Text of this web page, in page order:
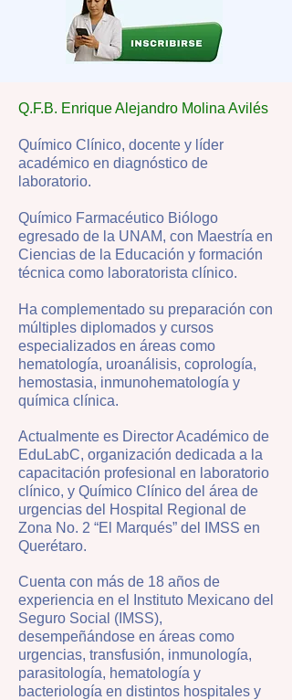
Q.F.B. Enrique Alejandro Molina Avilés
Químico Clínico, docente y líder
académico en diagnóstico de
laboratorio.
Químico Farmacéutico Biólogo
egresado de la UNAM, con Maestría en
Ciencias de la Educación y formación
técnica como laboratorista clínico.
Ha complementado su preparación con
múltiples diplomados y cursos
especializados en áreas como
hematología, uroanálisis, coprología,
hemostasia, inmunohematología y
química clínica.
Actualmente es Director Académico de
EduLabC, organización dedicada a la
capacitación profesional en laboratorio
clínico, y Químico Clínico del área de
urgencias del Hospital Regional de
Zona No. 2 “El Marqués” del IMSS en
Querétaro.
Cuenta con más de 18 años de
experiencia en el Instituto Mexicano del
Seguro Social (IMSS),
desempeñándose en áreas como
urgencias, transfusión, inmunología,
parasitología, hematología y
bacteriología en distintos hospitales y